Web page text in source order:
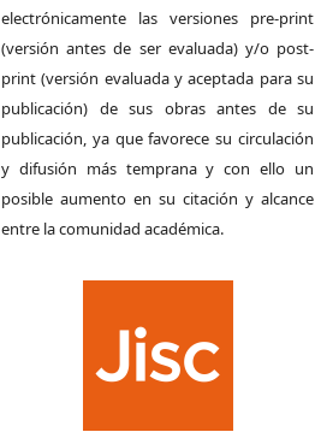
electrónicamente las versiones pre-print
(versión antes de ser evaluada) y/o post-
print (versión evaluada y aceptada para su
publicación) de sus obras antes de su
publicación, ya que favorece su circulación
y difusión más temprana y con ello un
posible aumento en su citación y alcance
entre la comunidad académica.